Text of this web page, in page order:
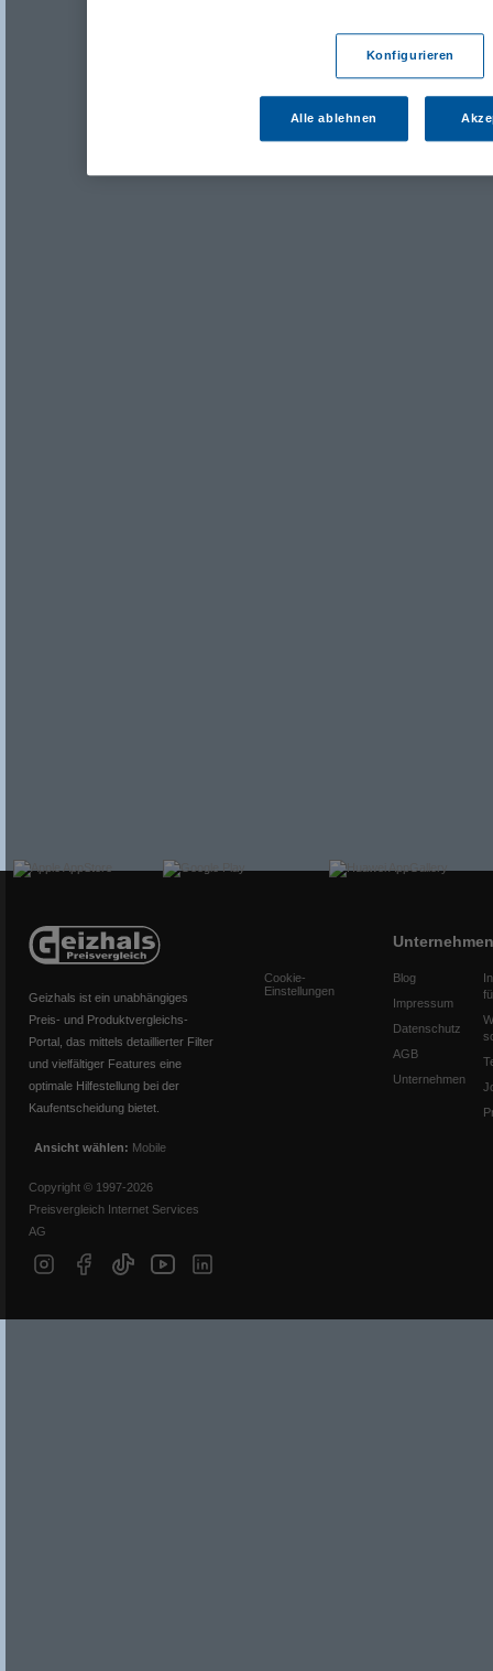
Geizhals ist ein unabhängiges
Preis- und Produktvergleichs-
Portal, das mittels detaillierter Filter
und vielfältiger Features eine
optimale Hilfestellung bei der
Kaufentscheidung bietet.
Ansicht wählen: Mobile
Copyright © 1997-2026
Preisvergleich Internet Services
AG
Cookie-
Einstellungen
Unternehmen
Blog
Impressum
Datenschutz
AGB
Unternehmen
Konfigurieren
Alle ablehnen